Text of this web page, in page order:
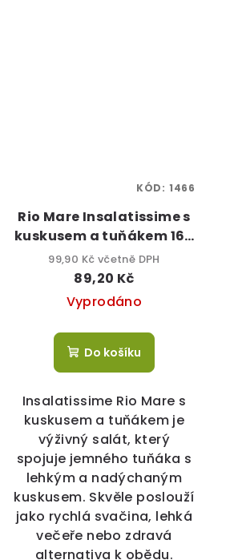
Rio Mare Insalatissime s
kuskusem a tuňákem 160
g
99,90 Kč včetně DPH
89,20 Kč
Vyprodáno
Do košíku
Insalatissime Rio Mare s
kuskusem a tuňákem je
výživný salát, který
spojuje jemného tuňáka s
lehkým a nadýchaným
kuskusem. Skvěle poslouží
jako rychlá svačina, lehká
večeře nebo zdravá
alternativa k obědu.
KÓD: 1466